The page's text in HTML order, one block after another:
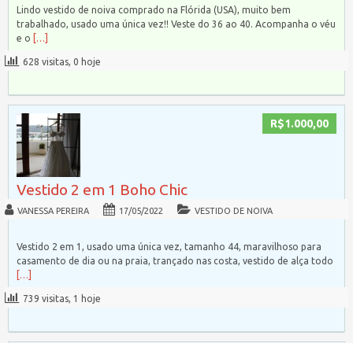
Lindo vestido de noiva comprado na Flórida (USA), muito bem
trabalhado, usado uma única vez!! Veste do 36 ao 40. Acompanha o véu
e o
[…]
628 visitas, 0 hoje
R$1.000,00
Vestido 2 em 1 Boho Chic
VANESSA PEREIRA 17/05/2022 VESTIDO DE NOIVA
Vestido 2 em 1, usado uma única vez, tamanho 44, maravilhoso para
casamento de dia ou na praia, trançado nas costa, vestido de alça todo
[…]
739 visitas, 1 hoje